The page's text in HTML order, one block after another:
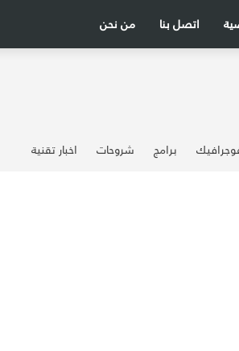
من نحن اتصل بنا
برامج شروحات اخبار تقنية